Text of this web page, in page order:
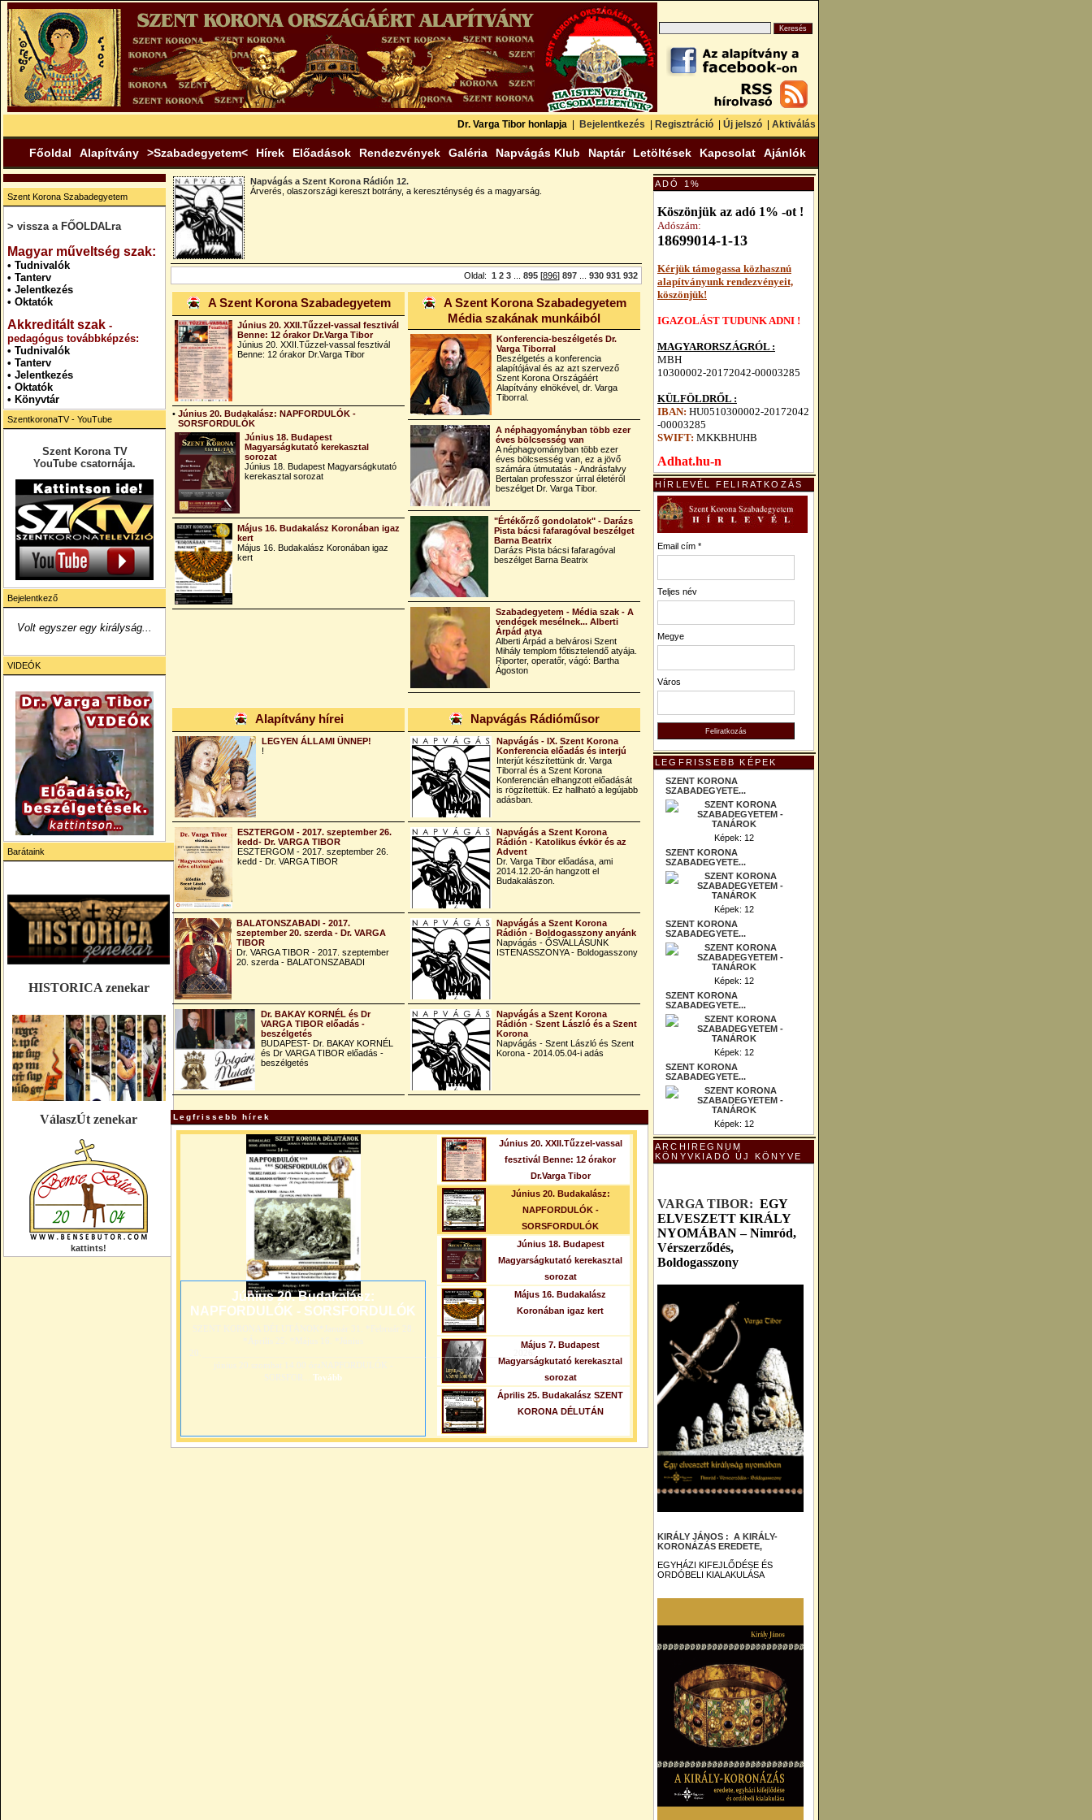
Dr. Varga Tibor honlapja Bejelentkezés Regisztráció Új jelszó Aktiválás
Főoldal Alapítvány >Szabadegyetem< Hírek Előadások Rendezvények Galéria Napvágás Klub Naptár Letöltések Kapcsolat Ajánlók
Szent Korona Szabadegyetem
> vissza a FŐOLDALra
Magyar műveltség szak:
• Tudnivalók
• Tanterv
• Jelentkezés
• Oktatók
Akkreditált szak -
pedagógus továbbképzés:
• Tudnivalók
• Tanterv
• Jelentkezés
• Oktatók
• Könyvtár
SzentkoronaTV - YouTube
Szent Korona TV
YouTube csatornája.
Bejelentkező
Volt egyszer egy királyság...
VIDEÓK
Barátaink
HISTORICA zenekar
VálaszÚt zenekar
kattints!
Napvágás a Szent Korona Rádión 12.
Árverés, olaszországi kereszt botrány, a kereszténység és a magyarság.
Oldal: 1 2 3 895 [896] 897 930 931 932
A Szent Korona Szabadegyetem
Június 20. XXII.Tűzzel-vassal fesztivál
Benne: 12 órakor Dr.Varga Tibor
Június 20. XXII.Tűzzel-vassal fesztivál
Benne: 12 órakor Dr.Varga Tibor
• Június 20. Budakalász: NAPFORDULÓK -
SORSFORDULÓK
Június 18. Budapest
Magyarságkutató kerekasztal
sorozat
Június 18. Budapest Magyarságkutató
kerekasztal sorozat
Május 16. Budakalász Koronában igaz
kert
Május 16. Budakalász Koronában igaz
kert
A Szent Korona Szabadegyetem
Média szakának munkáiból
Konferencia-beszélgetés Dr.
Varga Tiborral
Beszélgetés a konferencia
alapítójával és az azt szervező
Szent Korona Országáért
Alapítvány elnökével, dr. Varga
Tiborral.
A néphagyományban több ezer
éves bölcsesség van
A néphagyományban több ezer
éves bölcsesség van, ez a jövő
számára útmutatás - Andrásfalvy
Bertalan professzor úrral életéről
beszélget Dr. Varga Tibor.
"Értékőrző gondolatok" - Darázs
Pista bácsi fafaragóval beszélget
Barna Beatrix
Darázs Pista bácsi fafaragóval
beszélget Barna Beatrix
Szabadegyetem - Média szak - A
vendégek mesélnek... Alberti
Árpád atya
Alberti Árpád a belvárosi Szent
Mihály templom főtisztelendő atyája.
Riporter, operatőr, vágó: Bartha
Ágoston
Alapítvány hírei
LEGYEN ÁLLAMI ÜNNEP!
!
ESZTERGOM - 2017. szeptember 26.
kedd- Dr. VARGA TIBOR
ESZTERGOM - 2017. szeptember 26.
kedd - Dr. VARGA TIBOR
BALATONSZABADI - 2017.
szeptember 20. szerda - Dr. VARGA
TIBOR
Dr. VARGA TIBOR - 2017. szeptember
20. szerda - BALATONSZABADI
Dr. BAKAY KORNÉL és Dr
VARGA TIBOR előadás -
beszélgetés
BUDAPEST- Dr. BAKAY KORNÉL
és Dr VARGA TIBOR előadás -
beszélgetés
Napvágás Rádióműsor
Napvágás - IX. Szent Korona
Konferencia előadás és interjú
Interjút készítettünk dr. Varga
Tiborral és a Szent Korona
Konferencián elhangzott előadását
is rögzítettük. Ez hallható a legújabb
adásban.
Napvágás a Szent Korona
Rádión - Katolikus évkör és az
Advent
Dr. Varga Tibor előadása, ami
2014.12.20-án hangzott el
Budakalászon.
Napvágás a Szent Korona
Rádión - Boldogasszony anyánk
Napvágás - ŐSVALLÁSUNK
ISTENASSZONYA - Boldogasszony
Napvágás a Szent Korona
Rádión - Szent László és a Szent
Korona
Napvágás - Szent László és Szent
Korona - 2014.05.04-i adás
Legfrissebb hírek
Június 20. XXII.Tűzzel-vassal
fesztivál Benne: 12 órakor
Dr.Varga Tibor
Június 20. Budakalász:
NAPFORDULÓK -
SORSFORDULÓK
Június 18. Budapest
Magyarságkutató kerekasztal
sorozat
Május 16. Budakalász
Koronában igaz kert
Május 7. Budapest
Magyarságkutató kerekasztal
sorozat
Április 25. Budakalász SZENT
KORONA DÉLUTÁN
Június 20. Budakalász:
NAPFORDULÓK - SORSFORDULÓK
SZENT KORONA DÉLUTÁNOK*Január 31. *Február 28.
*Április 25. *Május 16. *Június
20.________________________________________________________________2026.
június 20.szombat 14.00 óraNAPFORDULÓK -
SORSFOR...
Tovább
ADÓ 1%
Köszönjük az adó 1% -ot !
Adószám:
18699014-1-13
Kérjük támogassa közhasznú
alapítványunkrendezvényeit,
köszönjük!
IGAZOLÁST TUDUNK ADNI !
MAGYARORSZÁGRÓL :
MBH
10300002-20172042-00003285
KÜLFÖLDRŐL :
IBAN: HU0510300002-20172042
-00003285
SWIFT: MKKBHUHB
Adhat.hu-n
HÍRLEVÉL FELIRATKOZÁS
Email cím *
Teljes név
Megye
Város
LEGFRISSEBB KÉPEK
SZENT KORONA
SZABADEGYETE...
Képek: 12
SZENT KORONA
SZABADEGYETE...
Képek: 12
SZENT KORONA
SZABADEGYETE...
Képek: 12
SZENT KORONA
SZABADEGYETE...
Képek: 12
SZENT KORONA
SZABADEGYETE...
Képek: 12
ARCHIREGNUM
KÖNYVKIADÓ ÚJ KÖNYVE
VARGA TIBOR: EGY
ELVESZETT KIRÁLY
NYOMÁBAN – Nimród,
Vérszerződés,
Boldogasszony
KIRÁLY JÁNOS : A KIRÁLY-
KORONÁZÁS EREDETE,
EGYHÁZI KIFEJLŐDÉSE ÉS
ORDÓBELI KIALAKULÁSA